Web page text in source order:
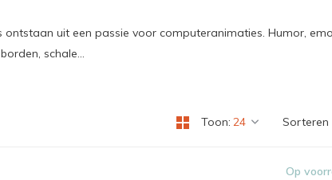
ontstaan uit een passie voor computeranimaties. Humor,
schale...
Toon: Sorteren
Op